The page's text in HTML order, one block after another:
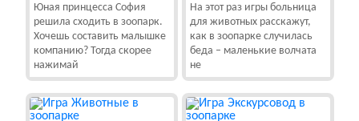
Юная принцесса София
решила сходить в зоопарк.
Хочешь составить малышке
компанию? Тогда скорее
нажимай
На этот раз игры больница
для животных расскажут,
как в зоопарке случилась
беда – маленькие волчата
не